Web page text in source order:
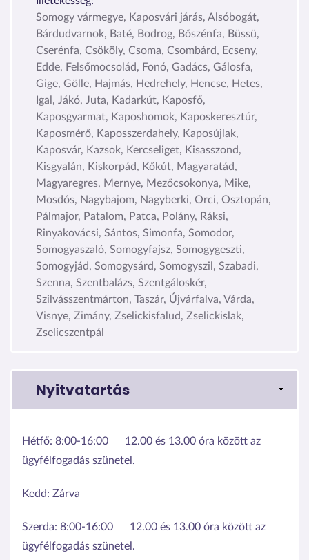
Somogy vármegye, Kaposvári járás, Alsóbogát,
Bárdudvarnok, Baté, Bodrog, Bőszénfa, Büssü,
Cserénfa, Csököly, Csoma, Csombárd, Ecseny,
Edde, Felsőmocsolád, Fonó, Gadács, Gálosfa,
Gige, Gölle, Hajmás, Hedrehely, Hencse, Hetes,
Igal, Jákó, Juta, Kadarkút, Kaposfő,
Kaposgyarmat, Kaposhomok, Kaposkeresztúr,
Kaposmérő, Kaposszerdahely, Kaposújlak,
Kaposvár, Kazsok, Kercseliget, Kisasszond,
Kisgyalán, Kiskorpád, Kőkút, Magyaratád,
Magyaregres, Mernye, Mezőcsokonya, Mike,
Mosdós, Nagybajom, Nagyberki, Orci, Osztopán,
Pálmajor, Patalom, Patca, Polány, Ráksi,
Rinyakovácsi, Sántos, Simonfa, Somodor,
Somogyaszaló, Somogyfajsz, Somogygeszti,
Somogyjád, Somogysárd, Somogyszil, Szabadi,
Szenna, Szentbalázs, Szentgáloskér,
Szilvásszentmárton, Taszár, Újvárfalva, Várda,
Visnye, Zimány, Zselickisfalud, Zselickislak,
Zselicszentpál
Nyitvatartás
Hétfő: 8:00-16:00
12.00 és 13.00 óra között az
ügyfélfogadás szünetel.
Kedd: Zárva
Szerda: 8:00-16:00
12.00 és 13.00 óra között az
ügyfélfogadás szünetel.